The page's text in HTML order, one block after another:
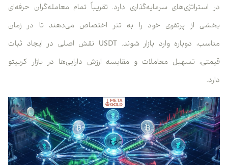
در استراتژی‌های سرمایه‌گذاری دارد. تقریباً تمام معامله‌گران حرفه‌ای
بخشی از پرتفوی خود را به تتر اختصاص می‌دهند تا در زمان
مناسب، دوباره وارد بازار شوند. USDT نقش اصلی در ایجاد ثبات
قیمتی، تسهیل معاملات و مقایسه ارزش دارایی‌ها در بازار کریپتو
دارد.